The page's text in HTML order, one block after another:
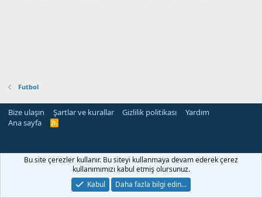
Futbol
Bize ulaşın Şartlar ve kurallar Gizlilik politikası
Yardım
Ana sayfa
R
Bu site çerezler kullanır. Bu siteyi kullanmaya devam ederek çerez
kullanımımızı kabul etmiş olursunuz.
Kabul
Daha fazla bilgi edin…